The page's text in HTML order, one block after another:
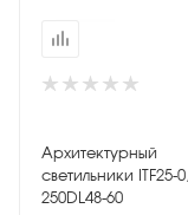
Архитектурный
светильники ITF25-
250DL48-60